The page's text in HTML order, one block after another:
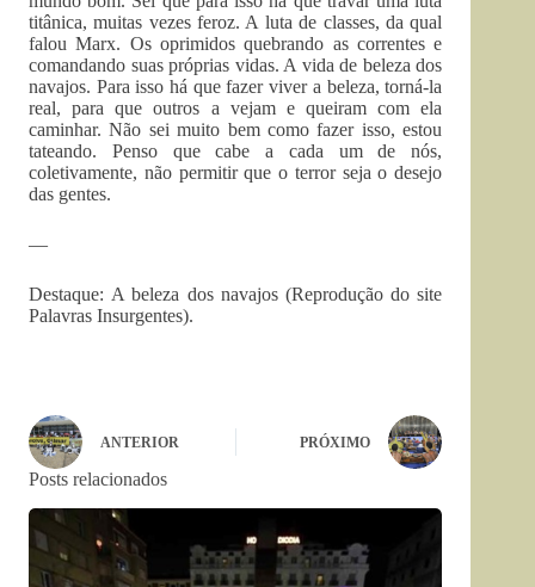
titânica, muitas vezes feroz. A luta de classes, da qual
falou Marx. Os oprimidos quebrando as correntes e
comandando suas próprias vidas. A vida de beleza dos
navajos. Para isso há que fazer viver a beleza, torná-la
real, para que outros a vejam e queiram com ela
caminhar. Não sei muito bem como fazer isso, estou
tateando. Penso que cabe a cada um de nós,
coletivamente, não permitir que o terror seja o desejo
das gentes.
—
Destaque: A beleza dos navajos (Reprodução do site
Palavras Insurgentes).
ANTERIOR PRÓXIMO
Posts relacionados